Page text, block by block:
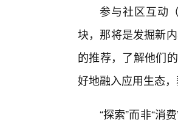
参与社区互动
块，那将是发掘新
的推荐，了解他们
好地融入应用生态
“探索”而非“消